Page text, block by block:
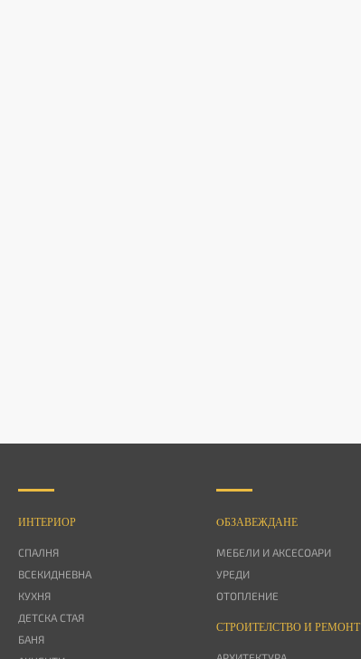
ИНТЕРИОР
СПАЛНЯ
ВСЕКИДНЕВНА
КУХНЯ
ДЕТСКА СТАЯ
БАНЯ
OБЗАВЕЖДАНЕ
МЕБЕЛИ И АКСЕСОАРИ
УРЕДИ
ОТОПЛЕНИЕ
СТРОИТЕЛСТВО И РЕМОНТ